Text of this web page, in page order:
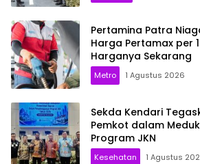
Pertamina Patra
Harga Pertamax per
Harganya Sekarang
Metro 1 Agustus 2026
Sekda Kendari
Pemkot dalam
Program JKN
Kesehatan 1 Agustus